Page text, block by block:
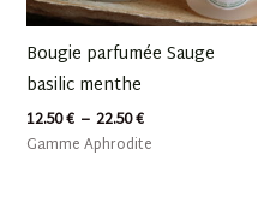
Bougie parfumée Sauge
basilic menthe
12.50€ – 22.50€
Gamme Aphrodite